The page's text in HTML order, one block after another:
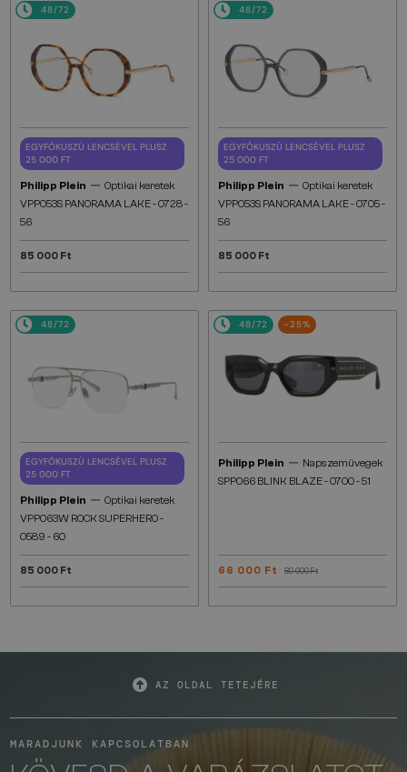
48/72
EGYFÓKUSZÚ LENCSÉVEL PLUSZ
25 000 FT
Philipp Plein — Optikai keretek
VPP053S PANORAMA LAKE - 0728 -
56
85 000 Ft
48/72
EGYFÓKUSZÚ LENCSÉVEL PLUSZ
25 000 FT
Philipp Plein — Optikai keretek
VPP053S PANORAMA LAKE - 0705 -
56
85 000 Ft
48/72
EGYFÓKUSZÚ LENCSÉVEL PLUSZ
25 000 FT
Philipp Plein — Optikai keretek
VPP063W ROCK SUPERHERO -
0589 - 60
85 000 Ft
48/72 -25%
Philipp Plein — Napszemüvegek
SPP066 BLINK BLAZE - 0700 - 51
66 000 Ft 89 000 Ft
AZ OLDAL TETEJÉRE
MARADJUNK KAPCSOLATBAN